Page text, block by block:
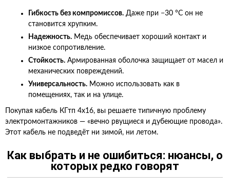
Гибкость без компромиссов. Даже при −30 °C он не
становится хрупким.
Надежность. Медь обеспечивает хороший контакт и
низкое сопротивление.
Стойкость. Армированная оболочка защищает от масел и
механических повреждений.
Универсальность. Можно использовать как в
помещениях, так и на улице.
Покупая кабель КГтп 4х16, вы решаете типичную проблему
электромонтажников — «вечно рвущиеся и дубеющие провода».
Этот кабель не подведёт ни зимой, ни летом.
Как выбрать и не ошибиться: нюансы, о
которых редко говорят